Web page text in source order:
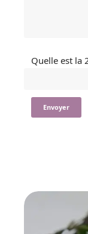
Quelle est la